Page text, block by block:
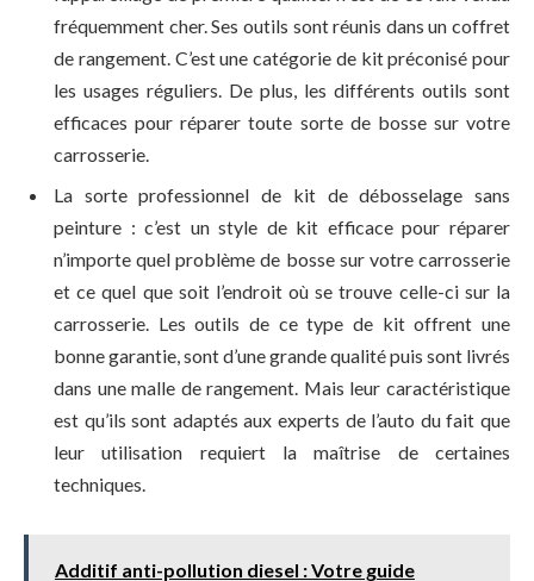
fréquemment cher. Ses outils sont réunis dans un coffret
de rangement. C’est une catégorie de kit préconisé pour
les usages réguliers. De plus, les différents outils sont
efficaces pour réparer toute sorte de bosse sur votre
carrosserie.
La sorte professionnel de kit de débosselage sans
peinture : c’est un style de kit efficace pour réparer
n’importe quel problème de bosse sur votre carrosserie
et ce quel que soit l’endroit où se trouve celle-ci sur la
carrosserie. Les outils de ce type de kit offrent une
bonne garantie, sont d’une grande qualité puis sont livrés
dans une malle de rangement. Mais leur caractéristique
est qu’ils sont adaptés aux experts de l’auto du fait que
leur utilisation requiert la maîtrise de certaines
techniques.
Additif anti-pollution diesel : Votre guide